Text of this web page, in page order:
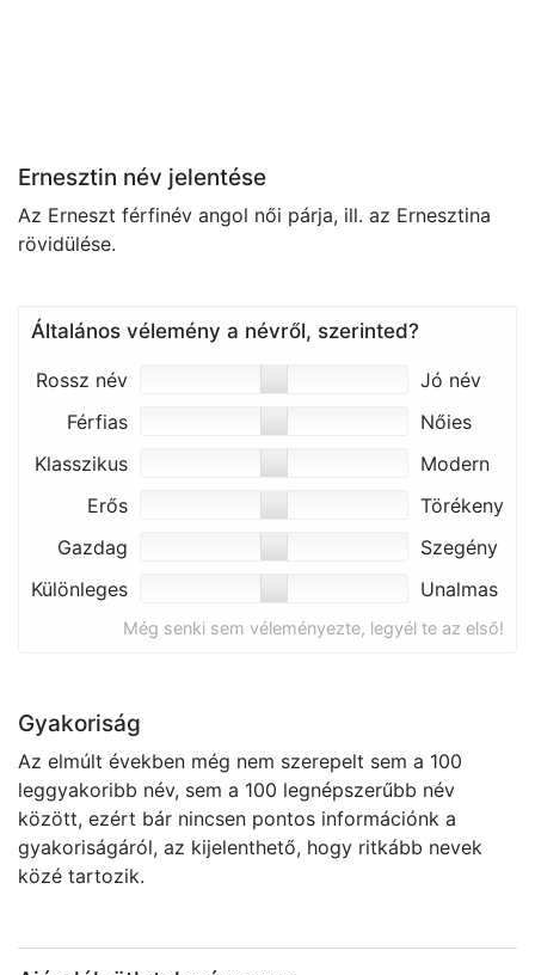
Ernesztin név jelentése
Az Erneszt férfinév angol női párja, ill. az Ernesztina
rövidülése.
Általános vélemény a névről, szerinted?
Rossz név
Jó név
Férfias
Nőies
Klasszikus
Modern
Erős
Törékeny
Gazdag
Szegény
Különleges
Unalmas
Még senki sem véleményezte, legyél te az első!
Gyakoriság
Az elmúlt években még nem szerepelt sem a 100
leggyakoribb név, sem a 100 legnépszerűbb név
között, ezért bár nincsen pontos információnk a
gyakoriságáról, az kijelenthető, hogy ritkább nevek
közé tartozik.